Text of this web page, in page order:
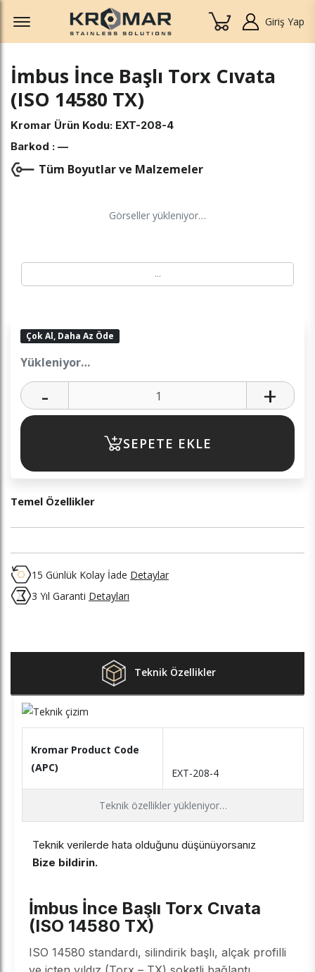
Offcanvas Menu Open
Giriş Yap
İmbus İnce Başlı Torx Cıvata
(ISO 14580 TX)
Kromar Ürün Kodu: EXT-208-4
Barkod : —
Tüm Boyutlar ve Malzemeler
Görseller yükleniyor…
…
Çok Al, Daha Az Öde
Yükleniyor…
- +
SEPETE EKLE
Temel Özellikler
15 Günlük Kolay İade Detaylar
3 Yıl Garanti Detayları
Teknik Özellikler
Kromar Product Code
(APC)
EXT-208-4
Teknik özellikler yükleniyor…
Teknik verilerde hata olduğunu düşünüyorsanız
Bize bildirin.
İmbus İnce Başlı Torx Cıvata
(ISO 14580 TX)
ISO 14580 standardı, silindirik başlı, alçak profilli